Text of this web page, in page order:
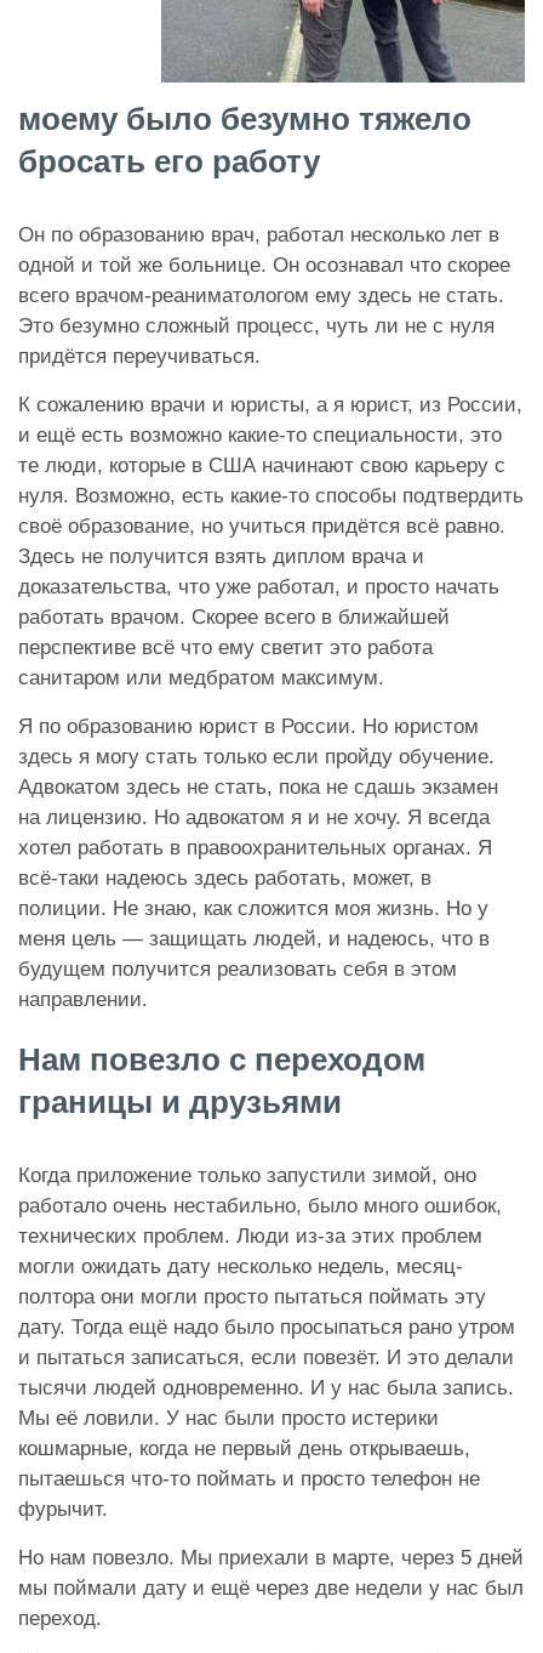
моему было безумно тяжело
бросать его работу
Он по образованию врач, работал несколько лет в
одной и той же больнице. Он осознавал что скорее
всего врачом-реаниматологом ему здесь не стать.
Это безумно сложный процесс, чуть ли не с нуля
придётся переучиваться.
К сожалению врачи и юристы, а я юрист, из России,
и ещё есть возможно какие-то специальности, это
те люди, которые в США начинают свою карьеру с
нуля. Возможно, есть какие-то способы подтвердить
своё образование, но учиться придётся всё равно.
Здесь не получится взять диплом врача и
доказательства, что уже работал, и просто начать
работать врачом. Скорее всего в ближайшей
перспективе всё что ему светит это работа
санитаром или медбратом максимум.
Я по образованию юрист в России. Но юристом
здесь я могу стать только если пройду обучение.
Адвокатом здесь не стать, пока не сдашь экзамен
на лицензию. Но адвокатом я и не хочу. Я всегда
хотел работать в правоохранительных органах. Я
всё-таки надеюсь здесь работать, может, в
полиции. Не знаю, как сложится моя жизнь. Но у
меня цель — защищать людей, и надеюсь, что в
будущем получится реализовать себя в этом
направлении.
Нам повезло с переходом
границы и друзьями
Когда приложение только запустили зимой, оно
работало очень нестабильно, было много ошибок,
технических проблем. Люди из-за этих проблем
могли ожидать дату несколько недель, месяц-
полтора они могли просто пытаться поймать эту
дату. Тогда ещё надо было просыпаться рано утром
и пытаться записаться, если повезёт. И это делали
тысячи людей одновременно. И у нас была запись.
Мы её ловили. У нас были просто истерики
кошмарные, когда не первый день открываешь,
пытаешься что-то поймать и просто телефон не
фурычит.
Но нам повезло. Мы приехали в марте, через 5 дней
мы поймали дату и ещё через две недели у нас был
переход.